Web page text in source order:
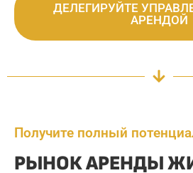
ДЕЛЕГИРУЙТЕ
АРЕНДОЙ
Получите полный
РЫНОК АРЕНДЫ